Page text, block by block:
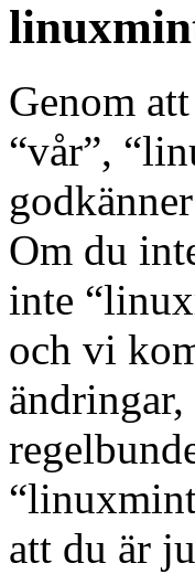
Genom
“vår”,
Om du
inte
och vi
att du är